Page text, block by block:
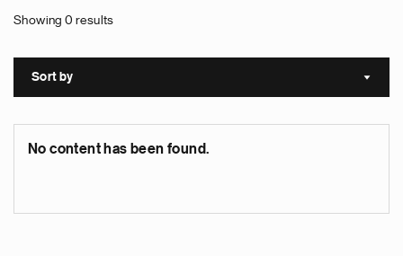
Showing 0 results
Sort by Sort
No content has been found.